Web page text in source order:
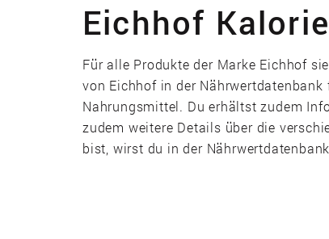
Eichhof
Für alle Produkte der Marke Eichhof
von Eichhof in der
Nahrungsmittel. Du erhältst zudem
zudem weitere Details über die
bist, wirst du in der